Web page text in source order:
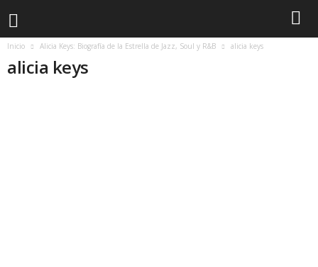
Inicio Alicia Keys: Biografía de la Estrella de Jazz, Soul y R&B alicia keys
alicia keys